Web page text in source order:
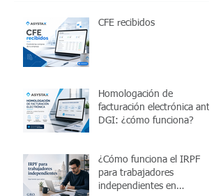
CFE recibidos
Homologación de
facturación electrónica ante
DGI: ¿cómo funciona?
¿Cómo funciona el IRPF
para trabajadores
independientes en